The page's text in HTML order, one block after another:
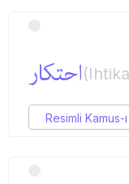
احتكار
Resimli Kamus-